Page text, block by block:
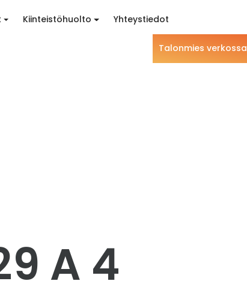
Kiinteistöhuolto Yhteystiedot
Talonmies verkossa
A 4